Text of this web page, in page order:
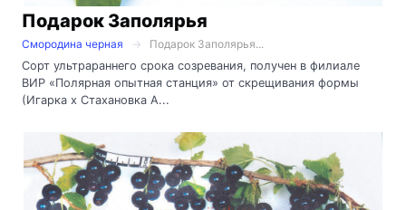
Подарок Заполярья
Смородина черная
Подарок Заполярья...
Сорт ультрараннего срока созревания, получен в филиале
ВИР «Полярная опытная станция» от скрещивания формы
(Игарка х Стахановка А...